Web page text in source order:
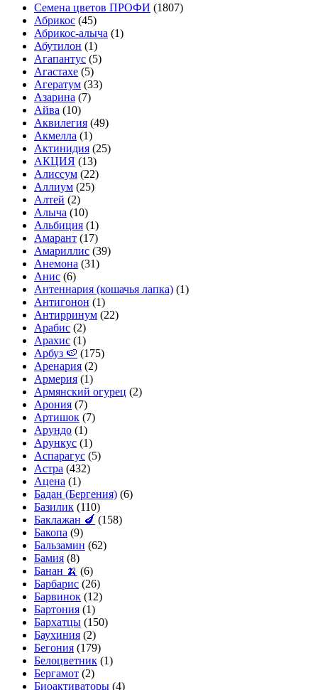
Cемена цветов ПРОФИ (1807)
Абрикос (45)
Абрикос-алыча (1)
Абутилон (1)
Агапантус (5)
Агастахе (5)
Агератум (33)
Азарина (7)
Айва (10)
Аквилегия (49)
Акмелла (1)
Актинидия (25)
АКЦИЯ (13)
Алиссум (22)
Аллиум (25)
Алтей (2)
Алыча (10)
Альбиция (1)
Амарант (17)
Амариллис (39)
Анемона (31)
Анис (6)
Антеннария (кошачья лапка) (1)
Антигонон (1)
Антирринум (22)
Арабис (2)
Арахис (1)
Арбуз 🍉 (175)
Аренария (2)
Армерия (1)
Армянский огурец (2)
Арония (7)
Артишок (7)
Арундо (1)
Арункус (1)
Аспарагус (5)
Астра (432)
Ацена (1)
Бадан (Бергения) (6)
Базилик (110)
Баклажан 🍆 (158)
Бакопа (9)
Бальзамин (62)
Бамия (8)
Банан 🍌 (6)
Барбарис (26)
Барвинок (12)
Бартония (1)
Бархатцы (150)
Баухиния (2)
Бегония (179)
Белоцветник (1)
Бергамот (2)
Биоактиваторы (4)